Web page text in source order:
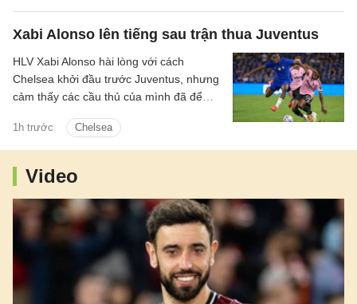
Xabi Alonso lên tiếng sau trận thua Juventus
1h trước Chelsea
HLV Xabi Alonso hài lòng với cách
Chelsea khởi đầu trước Juventus, nhưng
cảm thấy các cầu thủ của mình đã để
Video